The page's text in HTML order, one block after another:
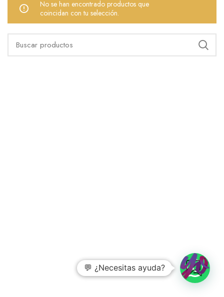
No se han encontrado productos que
coincidan con tu selección.
💬 ¿Necesitas ayuda?